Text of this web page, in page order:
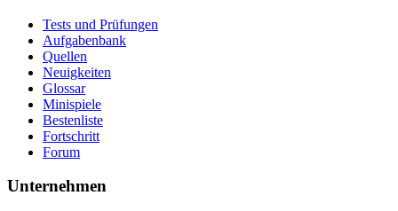
Tests und Prüfungen
Aufgabenbank
Quellen
Neuigkeiten
Glossar
Minispiele
Bestenliste
Fortschritt
Forum
Unternehmen